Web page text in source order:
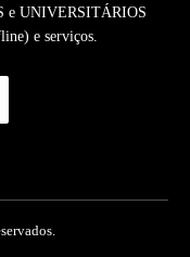
e UNIVERSITÁRIOS
e serviços.